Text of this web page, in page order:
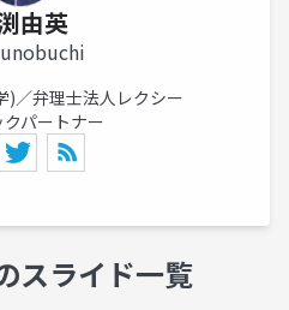
由英
)／弁理士法人レクシー
クパートナー
スライド一覧